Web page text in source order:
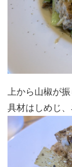
上から山椒が振
具材はしめじ、